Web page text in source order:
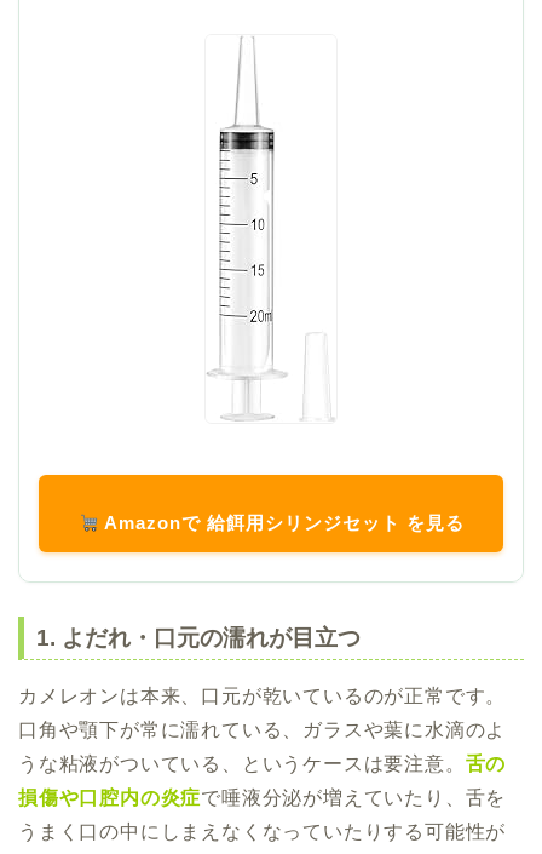
Amazonで 給餌用シリンジセット を見る
1. よだれ・口元の濡れが目立つ
カメレオンは本来、口元が乾いているのが正常です。
口角や顎下が常に濡れている、ガラスや葉に水滴のよ
うな粘液がついている、というケースは要注意。 舌の
損傷や口腔内の炎症で唾液分泌が増えていたり、舌を
うまく口の中にしまえなくなっていたりする可能性が